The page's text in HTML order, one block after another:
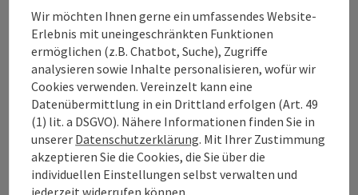
GmbH
Lindengasse 9
4040 Linz
+43 732 7277 - 888
info@donauregion.at
Wir möchten Ihnen gerne ein umfassendes Website-
Erlebnis mit uneingeschränkten Funktionen
ermöglichen (z.B. Chatbot, Suche), Zugriffe
analysieren sowie Inhalte personalisieren, wofür wir
Cookies verwenden. Vereinzelt kann eine
Datenübermittlung in ein Drittland erfolgen (Art. 49
(1) lit. a DSGVO). Nähere Informationen finden Sie in
unserer Datenschutzerklärung. Mit Ihrer Zustimmung
akzeptieren Sie die Cookies, die Sie über die
individuellen Einstellungen selbst verwalten und
jederzeit widerrufen können.